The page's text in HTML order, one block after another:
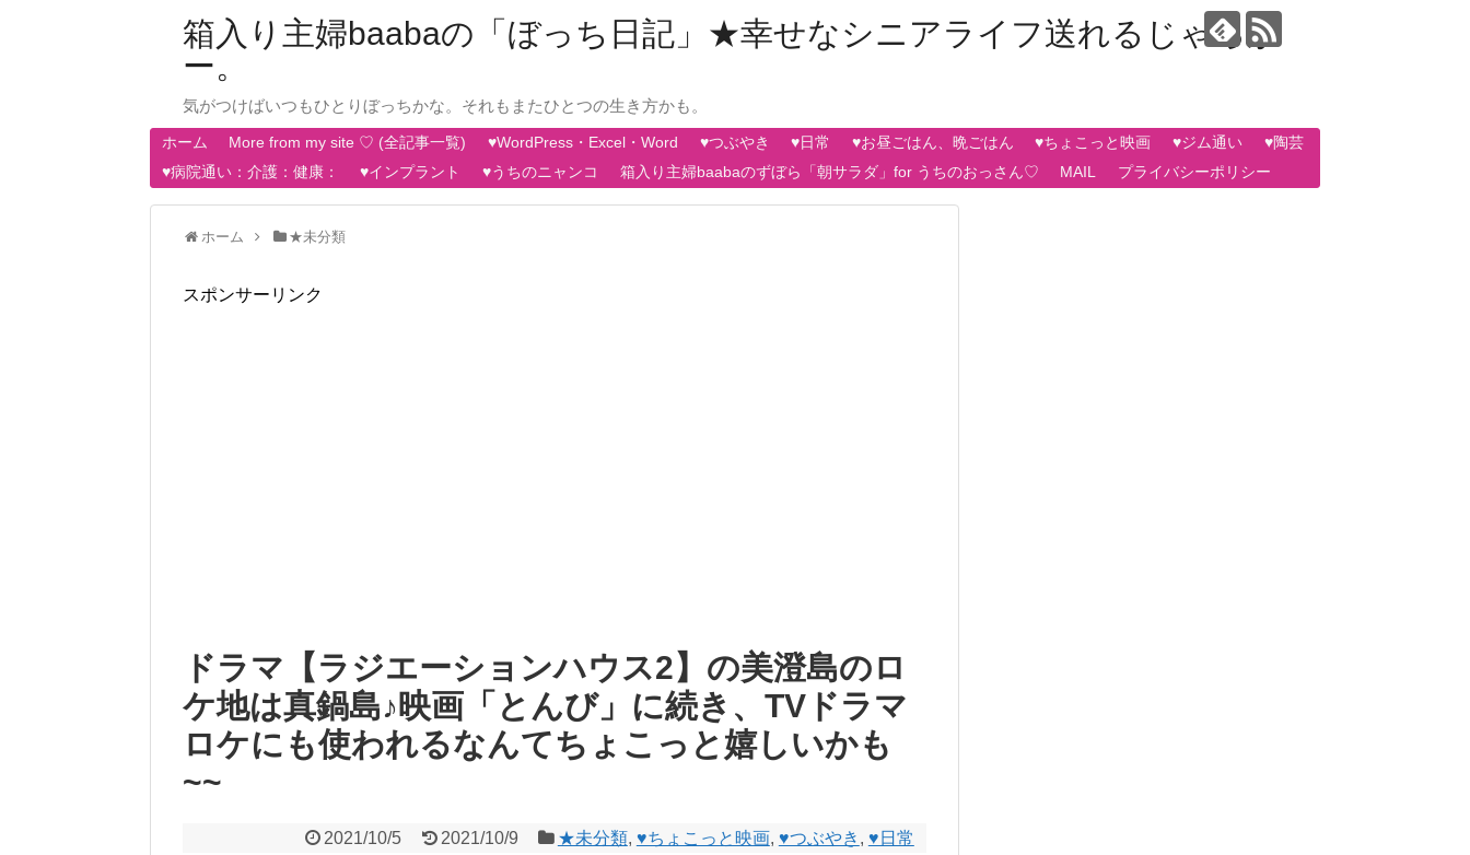
箱入り主婦baabaの「ぼっち日記」★幸せなシニアライフ送れるじゃろか
ー。
気がつけばいつもひとりぼっちかな。それもまたひとつの生き方かも。
ホーム More from my site ♡ (全記事一覧) ♥WordPress・Excel・Word ♥つぶやき ♥日常 ♥お昼ごはん、晩ごはん ♥ちょこっと映画 ♥ジム通い
♥陶芸
♥病院通い：介護：健康：
♥インプラント ♥うちのニャンコ 箱入り主婦baabaのずぼら「朝サラダ」for うちのおっさん♡ MAIL プライバシーポリシー
ホーム ★未分類
スポンサーリンク
ドラマ【ラジエーションハウス2】の美澄島のロ
ケ地は真鍋島♪映画「とんび」に続き、TVドラマ
ロケにも使われるなんてちょこっと嬉しいかも
~~
2021/10/5 2021/10/9 ★未分類, ♥ちょこっと映画, ♥つぶやき , ♥日常